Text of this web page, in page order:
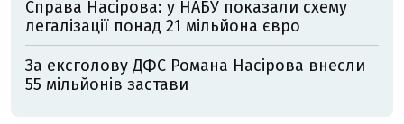
Справа Насірова: у НАБУ показали схему
легалізації понад 21 мільйона євро
За ексголову ДФС Романа Насірова внесли
55 мільйонів застави